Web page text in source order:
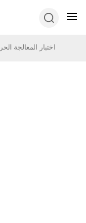
اختبار المعالجة